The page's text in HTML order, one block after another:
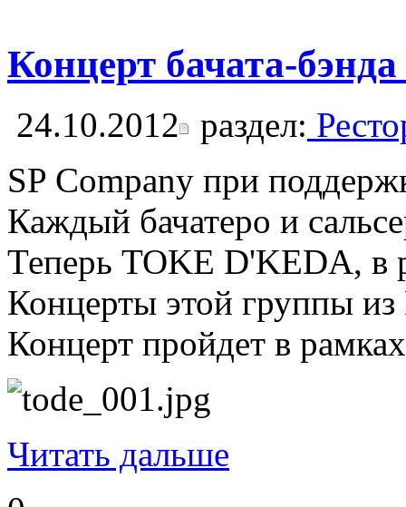
Концерт бачата-
24.10.2012 раздел:
SP Company при
Каждый бачатеро и
Теперь TOKE D'KEDA, в
Концерты этой группы
Концерт пройдет в
Читать дальше